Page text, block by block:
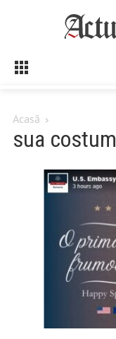
Acasă
sua costum